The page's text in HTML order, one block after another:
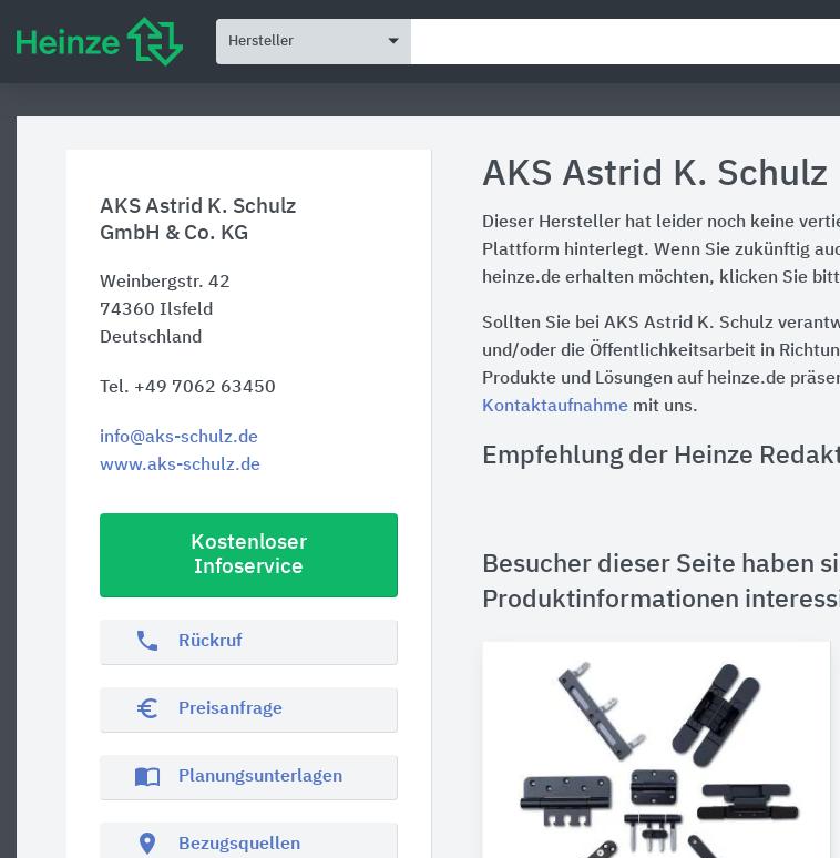
Hersteller
AKS Astrid K. Schulz
GmbH & Co. KG
Weinbergstr. 42
74360 Ilsfeld
Deutschland
Tel. +49 7062 63450
info@aks-schulz.de
www.aks-schulz.de
Kostenloser
Infoservice
phone Rückruf
euro_symbol Preisanfrage
import_contacts Planungsunterlagen
location_on Bezugsquellen
AKS Astrid K. Schulz
Dieser Hersteller hat leider noch keine
Plattform hinterlegt. Wenn Sie zukünftig
heinze.de erhalten möchten, klicken Sie
Sollten Sie bei AKS Astrid K. Schulz
und/oder die Öffentlichkeitsarbeit in
Produkte und Lösungen auf heinze.de
Kontaktaufnahme mit uns.
Empfehlung der Heinze
Besucher dieser Seite haben
Produktinformationen